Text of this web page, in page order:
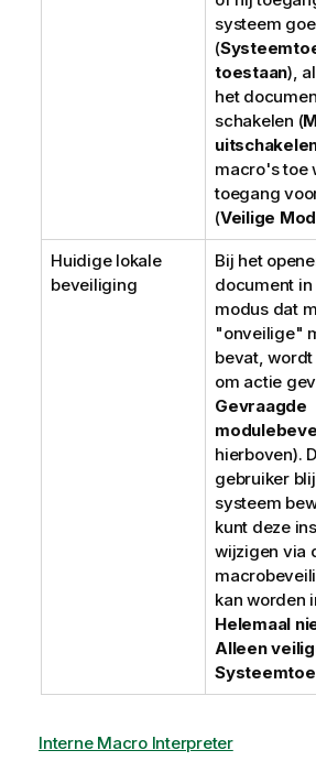
systeem
(
toestaan),
het
schakelen (
macro's toe
toegang
(Veilige
Huidige lokale
beveiliging
Bij het
document
modus dat
"onveilige"
bevat,
om actie
Gevraagde
hierboven).
gebruiker
systeem
kunt deze
wijzigen via
kan worden
Helemaal
Alleen
Interne Macro Interpreter